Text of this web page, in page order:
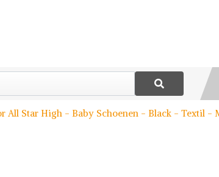
All Star High - Baby Schoenen - Black - Textil -